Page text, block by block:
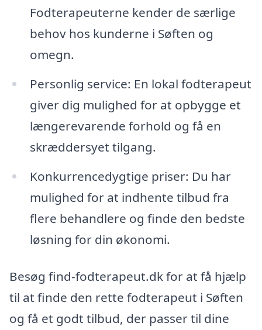
Fodterapeuterne kender de særlige
behov hos kunderne i Søften og
omegn.
Personlig service: En lokal fodterapeut
giver dig mulighed for at opbygge et
længerevarende forhold og få en
skræddersyet tilgang.
Konkurrencedygtige priser: Du har
mulighed for at indhente tilbud fra
flere behandlere og finde den bedste
løsning for din økonomi.
Besøg find-fodterapeut.dk for at få hjælp
til at finde den rette fodterapeut i Søften
og få et godt tilbud, der passer til dine